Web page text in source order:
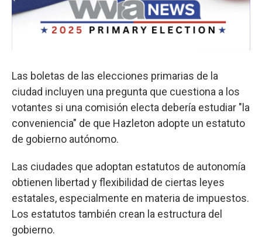
Las boletas de las elecciones primarias de la
ciudad incluyen una pregunta que cuestiona a los
votantes si una comisión electa debería estudiar "la
conveniencia" de que Hazleton adopte un estatuto
de gobierno autónomo.
Las ciudades que adoptan estatutos de autonomía
obtienen libertad y flexibilidad de ciertas leyes
estatales, especialmente en materia de impuestos.
Los estatutos también crean la estructura del
gobierno.